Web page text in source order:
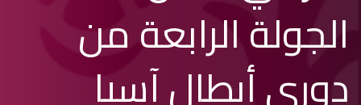
الجولة الرابعة من
دوري أبطال آسيا